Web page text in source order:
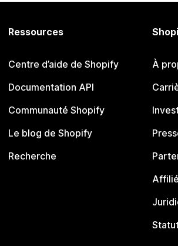
Ressources
Centre d’aide de Shopify
Documentation API
Communauté Shopify
Le blog de Shopify
Recherche
À